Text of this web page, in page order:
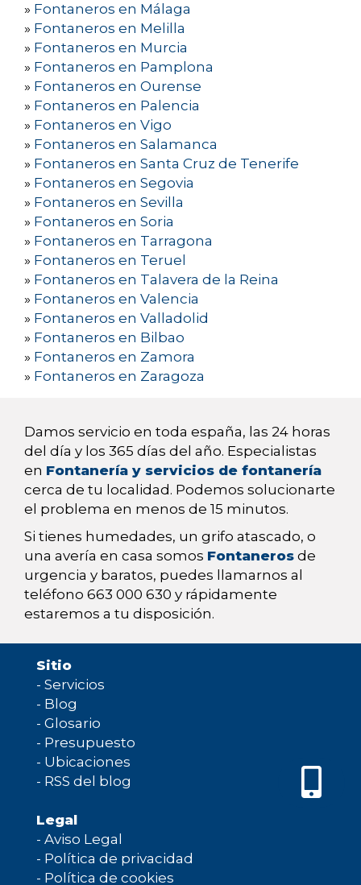
» Fontaneros en Málaga
» Fontaneros en Melilla
» Fontaneros en Murcia
» Fontaneros en Pamplona
» Fontaneros en Ourense
» Fontaneros en Palencia
» Fontaneros en Vigo
» Fontaneros en Salamanca
» Fontaneros en Santa Cruz de Tenerife
» Fontaneros en Segovia
» Fontaneros en Sevilla
» Fontaneros en Soria
» Fontaneros en Tarragona
» Fontaneros en Teruel
» Fontaneros en Talavera de la Reina
» Fontaneros en Valencia
» Fontaneros en Valladolid
» Fontaneros en Bilbao
» Fontaneros en Zamora
» Fontaneros en Zaragoza
Damos servicio en toda españa, las 24 horas
del día y los 365 días del año. Especialistas
en Fontanería y servicios de fontanería
cerca de tu localidad. Podemos solucionarte
el problema en menos de 15 minutos.
Si tienes humedades, un grifo atascado, o
una avería en casa somos Fontaneros de
urgencia y baratos, puedes llamarnos al
teléfono 663 000 630 y rápidamente
estaremos a tu disposición.
Sitio
- Servicios
- Blog
- Glosario
- Presupuesto
- Ubicaciones
- RSS del blog
Legal
- Aviso Legal
- Política de privacidad
- Política de cookies